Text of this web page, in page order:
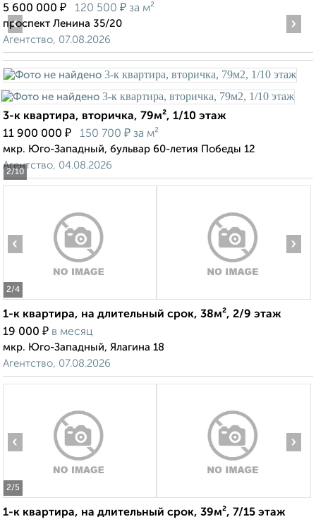
5 600 000 ₽ 120 500 ₽ за м²
проспект Ленина 35/20
Агентство, 07.08.2026
2/10
‹ ›
3-к квартира, вторичка, 79м², 1/10 этаж
11 900 000 ₽ 150 700 ₽ за м²
мкр. Юго-Западный, бульвар 60-летия Победы 12
Агентство, 04.08.2026
2/4
‹ ›
1-к квартира, на длительный срок, 38м², 2/9 этаж
19 000 ₽ в месяц
мкр. Юго-Западный, Ялагина 18
Агентство, 07.08.2026
2/5
‹ ›
1-к квартира, на длительный срок, 39м², 7/15 этаж